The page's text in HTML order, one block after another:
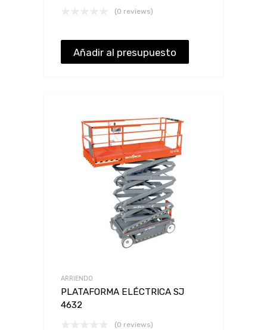
(0 reviews)
Añadir al presupuesto
ARRIENDO
PLATAFORMA ELÉCTRICA SJ
4632
(0 reviews)